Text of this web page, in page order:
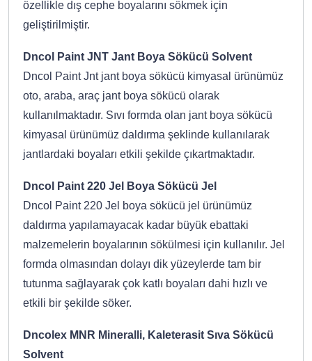
özellikle dış cephe boyalarını sökmek için
geliştirilmiştir.
Dncol Paint JNT Jant Boya Sökücü Solvent
Dncol Paint Jnt jant boya sökücü kimyasal ürünümüz
oto, araba, araç jant boya sökücü olarak
kullanılmaktadır. Sıvı formda olan jant boya sökücü
kimyasal ürünümüz daldırma şeklinde kullanılarak
jantlardaki boyaları etkili şekilde çıkartmaktadır.
Dncol Paint 220 Jel Boya Sökücü Jel
Dncol Paint 220 Jel boya sökücü jel ürünümüz
daldırma yapılamayacak kadar büyük ebattaki
malzemelerin boyalarının sökülmesi için kullanılır. Jel
formda olmasından dolayı dik yüzeylerde tam bir
tutunma sağlayarak çok katlı boyaları dahi hızlı ve
etkili bir şekilde söker.
Dncolex MNR Mineralli, Kaleterasit Sıva Sökücü
Solvent